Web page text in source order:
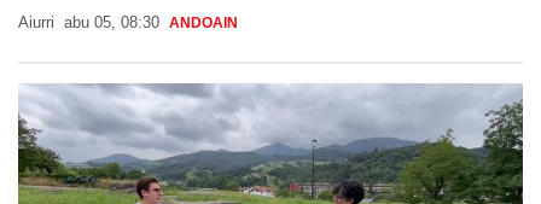
Aiurri abu 05, 08:30 ANDOAIN